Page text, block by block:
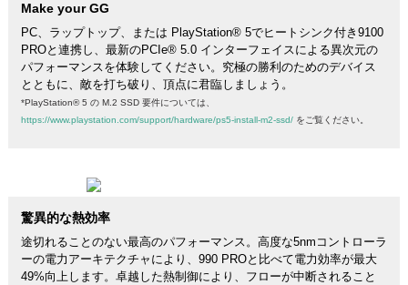
Make your GG
PC、ラップトップ、または PlayStation® 5でヒートシンク付き9100
PROと連携し、最新のPCIe® 5.0 インターフェイスによる異次元の
パフォーマンスを体験してください。究極の勝利のためのデバイス
とともに、敵を打ち破り、頂点に君臨しましょう。
*PlayStation® 5 の M.2 SSD 要件については、
https://www.playstation.com/support/hardware/ps5-install-m2-ssd/をご覧ください。
驚異的な熱効率
途切れることのない最高のパフォーマンス。高度な5nmコントローラ
ーの電力アーキテクチャにより、990 PROと比べて電力効率が最大
49%向上します。卓越した熱制御により、フローが中断されること